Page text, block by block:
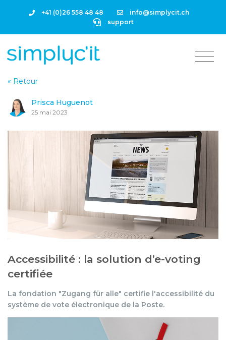
+41 (0)26 558 48 48
info@simplycit.ch
support
« Retour
Prisca Huguenot
25 mai 2023
Accessibilité : la solution d’e-voting
certifiée
La fondation "Zugang für alle" certifie l'accessibilité du
système de vote électronique de la Poste.